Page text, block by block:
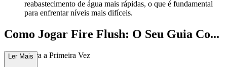
reabastecimento de água mais rápidas, o que é fundamental
para enfrentar níveis mais difíceis.
Como Jogar Fire Flush: O Seu Guia Co...
mpleto para a Primeira Vez
Ler Mais